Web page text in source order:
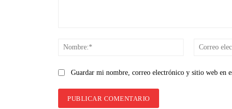
Nombre:*
Guardar mi nombre, correo electrónico y sitio web en